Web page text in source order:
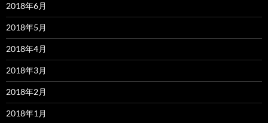
2018年6月
2018年5月
2018年4月
2018年3月
2018年2月
2018年1月